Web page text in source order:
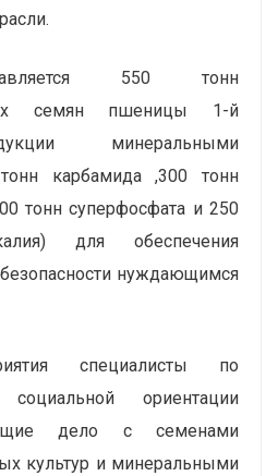
550 тонн
семян пшеницы 1-й
минеральными
карбамида ,300 тонн
тонн суперфосфата и 250
для обеспечения
нуждающимся
специалисты по
ориентации
дело с семенами
культур и минеральными